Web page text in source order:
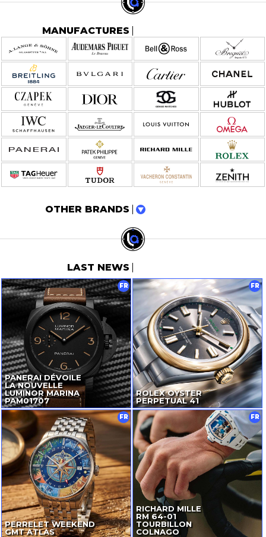
MANUFACTURES
OTHER BRANDS
LAST NEWS
PANERAI DÉVOILE
LA NOUVELLE
LUMINOR MARINA
PAM01707
FR
ROLEX OYSTER
PERPETUAL 41
FR
PERRELET WEEKEND
GMT ATLAS
FR
RICHARD MILLE
RM 64-01
TOURBILLON
COLNAGO
FR